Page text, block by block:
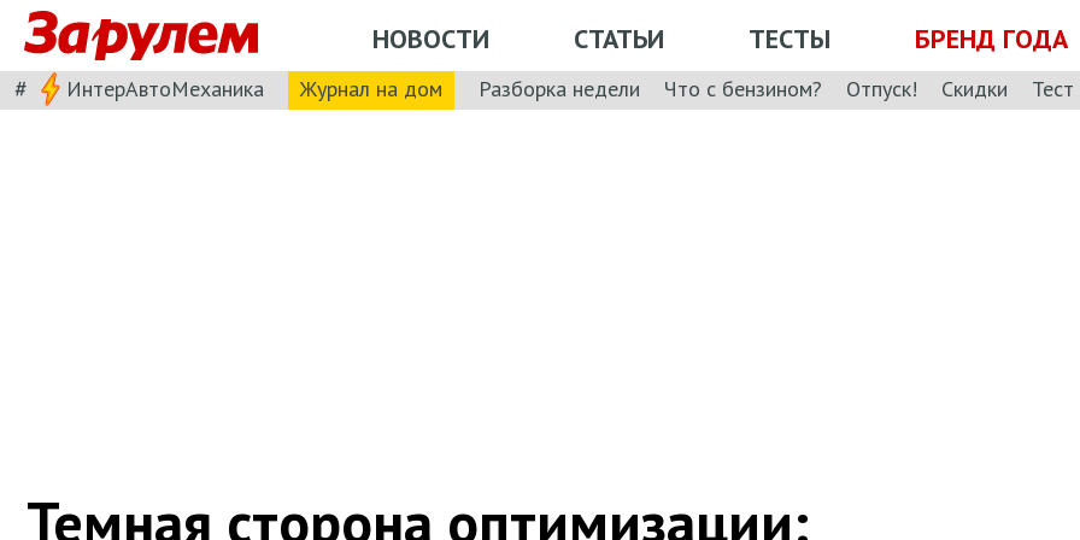
НОВОСТИ СТАТЬИ ТЕСТЫ БРЕНД ГОДА
# ИнтерАвтоМеханика Журнал на дом Разборка недели Что с бензином? Отпуск! Скидки
Темная сторона оптимизации: